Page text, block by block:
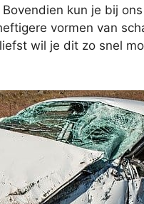
Bovendien kun je bij
vormen van
wil je dit zo snel